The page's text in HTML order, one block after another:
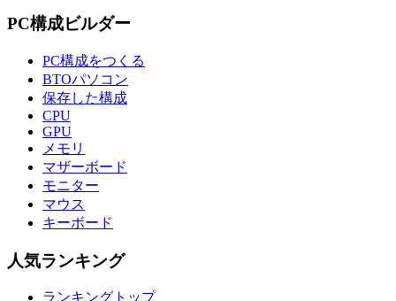
PC構成ビルダー
PC構成をつくる
BTOパソコン
保存した構成
CPU
GPU
メモリ
マザーボード
モニター
マウス
キーボード
人気ランキング
ランキングトップ